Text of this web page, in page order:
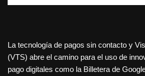
La tecnología de pagos sin contacto y
(VTS) abre el camino para el uso de
pago digitales como la Billetera de